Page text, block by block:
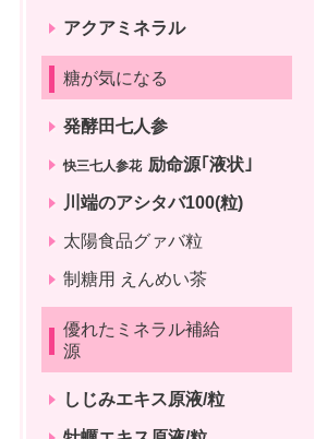
アクアミネラル
糖が気になる
発酵田七人参
快三七人参花 励命源｢液状｣
川端のアシタバ100(粒)
太陽食品グァバ粒
制糖用 えんめい茶
優れたミネラル補給
源
しじみエキス原液/粒